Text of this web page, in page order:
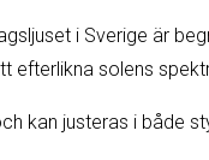
i Sverige är
solens
kan justeras i både